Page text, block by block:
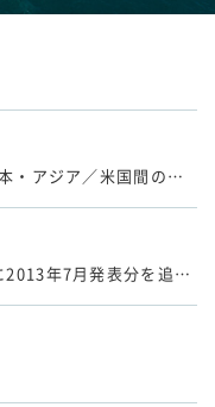
2013年5月及び6月（往航のみ）の「日本・アジア／米国間のコンテナ荷動き動向」速報値を掲載しました。
「調査・研究成果（寄稿・投稿分）」に2013年7月発表分を追加しました。